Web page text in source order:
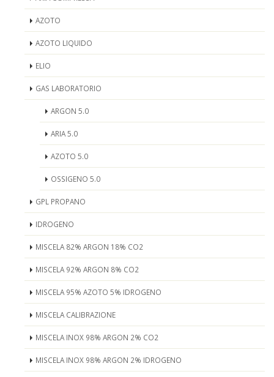
AZOTO
AZOTO LIQUIDO
ELIO
GAS LABORATORIO
ARGON 5.0
ARIA 5.0
AZOTO 5.0
OSSIGENO 5.0
GPL PROPANO
IDROGENO
MISCELA 82% ARGON 18% CO2
MISCELA 92% ARGON 8% CO2
MISCELA 95% AZOTO 5% IDROGENO
MISCELA CALIBRAZIONE
MISCELA INOX 98% ARGON 2% CO2
MISCELA INOX 98% ARGON 2% IDROGENO